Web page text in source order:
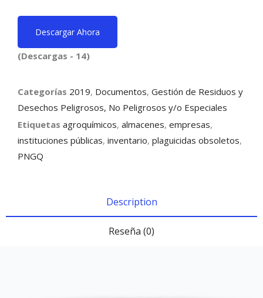
Descargar Ahora
(Descargas - 14)
Categorías 2019, Documentos, Gestión de Residuos y
Desechos Peligrosos, No Peligrosos y/o Especiales
Etiquetas agroquímicos, almacenes, empresas,
instituciones públicas, inventario, plaguicidas obsoletos,
PNGQ
Description
Reseña (0)